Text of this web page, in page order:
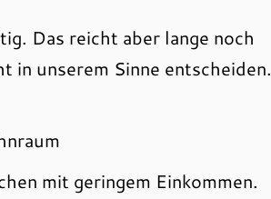
Das reicht aber lange noch
in unserem Sinne entscheiden.
mit geringem Einkommen.